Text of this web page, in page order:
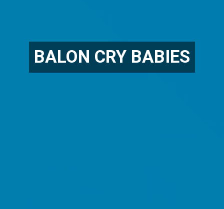
BALON CRY BABIES